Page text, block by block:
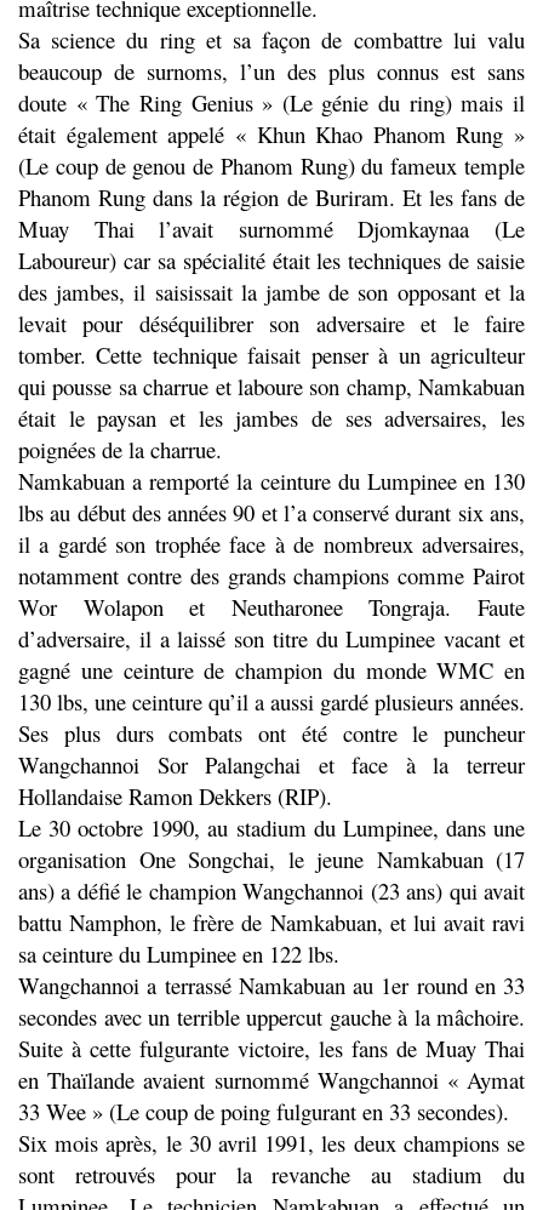
maîtrise technique exceptionnelle.
Sa science du ring et sa façon de combattre lui valu
beaucoup de surnoms, l’un des plus connus est sans
doute « The Ring Genius » (Le génie du ring) mais il
était également appelé « Khun Khao Phanom Rung »
(Le coup de genou de Phanom Rung) du fameux temple
Phanom Rung dans la région de Buriram. Et les fans de
Muay Thai l’avait surnommé Djomkaynaa (Le
Laboureur) car sa spécialité était les techniques de saisie
des jambes, il saisissait la jambe de son opposant et la
levait pour déséquilibrer son adversaire et le faire
tomber. Cette technique faisait penser à un agriculteur
qui pousse sa charrue et laboure son champ, Namkabuan
était le paysan et les jambes de ses adversaires, les
poignées de la charrue.
Namkabuan a remporté la ceinture du Lumpinee en 130
lbs au début des années 90 et l’a conservé durant six ans,
il a gardé son trophée face à de nombreux adversaires,
notamment contre des grands champions comme Pairot
Wor Wolapon et Neutharonee Tongraja. Faute
d’adversaire, il a laissé son titre du Lumpinee vacant et
gagné une ceinture de champion du monde WMC en
130 lbs, une ceinture qu’il a aussi gardé plusieurs années.
Ses plus durs combats ont été contre le puncheur
Wangchannoi Sor Palangchai et face à la terreur
Hollandaise Ramon Dekkers (RIP).
Le 30 octobre 1990, au stadium du Lumpinee, dans une
organisation One Songchai, le jeune Namkabuan (17
ans) a défié le champion Wangchannoi (23 ans) qui avait
battu Namphon, le frère de Namkabuan, et lui avait ravi
sa ceinture du Lumpinee en 122 lbs.
Wangchannoi a terrassé Namkabuan au 1er round en 33
secondes avec un terrible uppercut gauche à la mâchoire.
Suite à cette fulgurante victoire, les fans de Muay Thai
en Thaïlande avaient surnommé Wangchannoi « Aymat
33 Wee » (Le coup de poing fulgurant en 33 secondes).
Six mois après, le 30 avril 1991, les deux champions se
sont retrouvés pour la revanche au stadium du